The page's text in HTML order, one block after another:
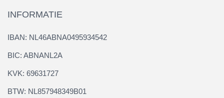
INFORMATIE
IBAN: NL46ABNA0495934542
BIC: ABNANL2A
KVK: 69631727
BTW: NL857948349B01